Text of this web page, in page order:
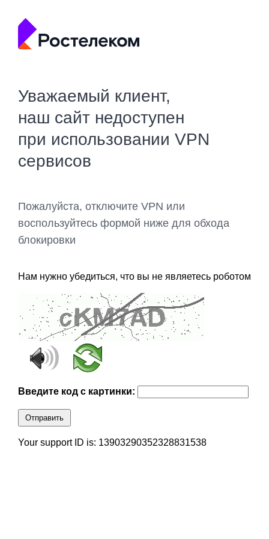
Уважаемый клиент,
наш сайт недоступен
при использовании VPN
сервисов
Пожалуйста, отключите VPN или
воспользуйтесь формой ниже для обхода
блокировки
Нам нужно убедиться, что вы не являетесь роботом
Введите код с картинки:
Отправить
Your support ID is: 13903290352328831538